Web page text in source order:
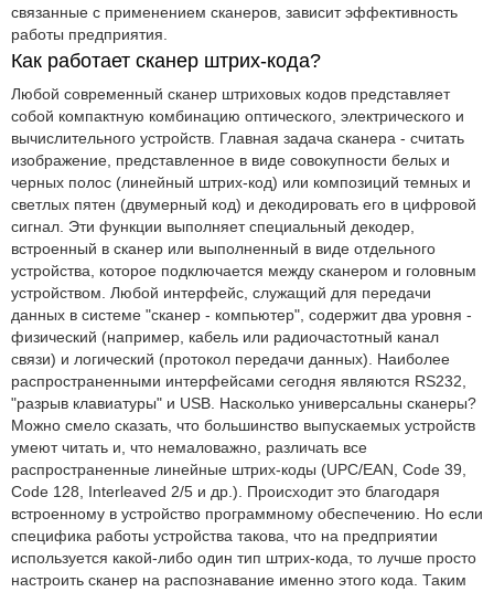
связанные с применением сканеров, зависит эффективность
работы предприятия.
Как работает сканер штрих-кода?
Любой современный сканер штриховых кодов представляет
собой компактную комбинацию оптического, электрического и
вычислительного устройств. Главная задача сканера - считать
изображение, представленное в виде совокупности белых и
черных полос (линейный штрих-код) или композиций темных и
светлых пятен (двумерный код) и декодировать его в цифровой
сигнал. Эти функции выполняет специальный декодер,
встроенный в сканер или выполненный в виде отдельного
устройства, которое подключается между сканером и головным
устройством. Любой интерфейс, служащий для передачи
данных в системе "сканер - компьютер", содержит два уровня -
физический (например, кабель или радиочастотный канал
связи) и логический (протокол передачи данных). Наиболее
распространенными интерфейсами сегодня являются RS232,
"разрыв клавиатуры" и USB. Насколько универсальны сканеры?
Можно смело сказать, что большинство выпускаемых устройств
умеют читать и, что немаловажно, различать все
распространенные линейные штрих-коды (UPC/EAN, Code 39,
Code 128, Interleaved 2/5 и др.). Происходит это благодаря
встроенному в устройство программному обеспечению. Но если
специфика работы устройства такова, что на предприятии
используется какой-либо один тип штрих-кода, то лучше просто
настроить сканер на распознавание именно этого кода. Таким